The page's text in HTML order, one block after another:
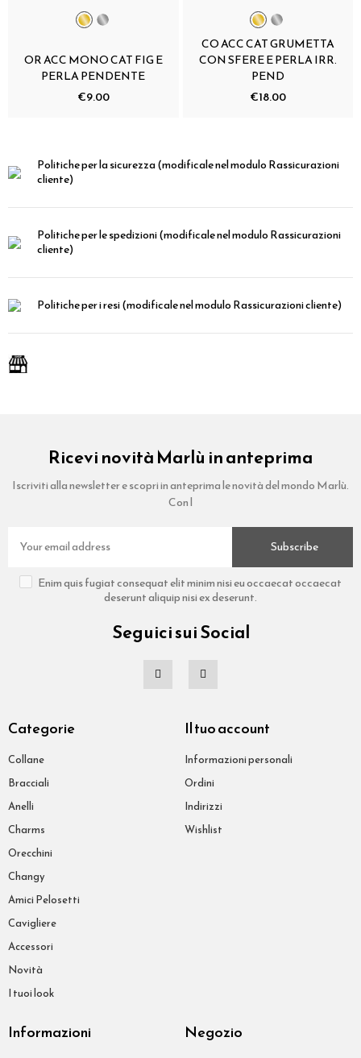
OR ACC MONO CAT FIG E
PERLA PENDENTE
€9.00
CO ACC CAT GRUMETTA
CON SFERE E PERLA IRR.
PEND
€18.00
Politiche per la sicurezza(modificale nel modulo Rassicurazioni
cliente)
Politiche per le spedizioni(modificale nel modulo Rassicurazioni
cliente)
Politiche per i resi(modificale nel modulo Rassicurazioni cliente)
Ricevi novità Marlù in anteprima
Iscriviti alla newsletter e scopri in anteprima le novità del mondo Marlù.
Con l
Subscribe
Enim quis fugiat consequat elit minim nisi eu occaecat occaecat
deserunt aliquip nisi ex deserunt.
Seguici sui Social
Categorie
Collane
Bracciali
Anelli
Charms
Orecchini
Changy
Amici Pelosetti
Cavigliere
Accessori
Novità
I tuoi look
Il tuo account
Informazioni personali
Ordini
Indirizzi
Wishlist
Informazioni Negozio